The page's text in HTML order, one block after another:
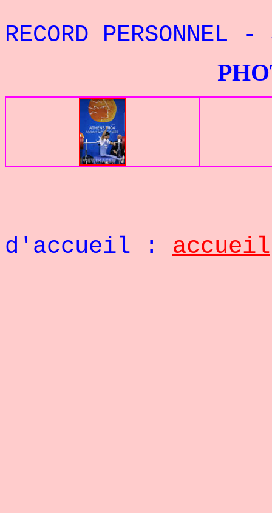
RECORD
PHOTOS
d'accueil : accueil